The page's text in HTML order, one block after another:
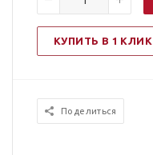
КУПИТЬ В 1 КЛИК
Поделиться